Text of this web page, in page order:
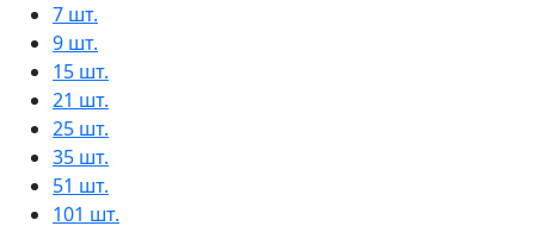
7 шт.
9 шт.
15 шт.
21 шт.
25 шт.
35 шт.
51 шт.
101 шт.